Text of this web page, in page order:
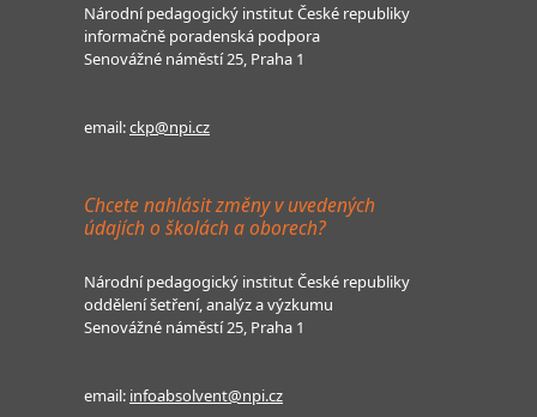
Národní pedagogický institut České republiky
informačně poradenská podpora
Senovážné náměstí 25, Praha 1
email:ckp@npi.cz
Chcete nahlásit změny v uvedených
údajích o školách a oborech?
Národní pedagogický institut České republiky
oddělení šetření, analýz a výzkumu
Senovážné náměstí 25, Praha 1
email: infoabsolvent@npi.cz